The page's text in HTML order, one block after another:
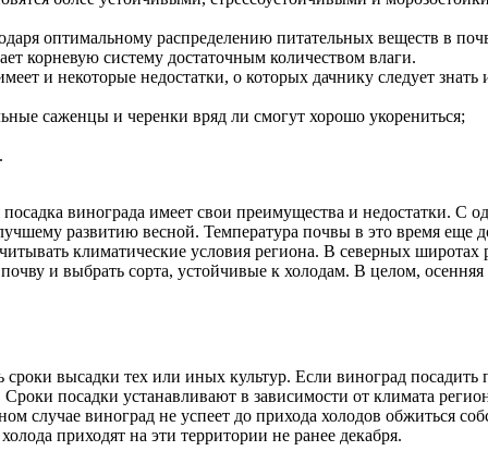
оптимальному распределению питательных веществ в
корневую систему достаточным количеством влаги.
и некоторые недостатки, о которых дачнику следует
саженцы и черенки вряд ли смогут хорошо укорениться;
винограда имеет свои преимущества и недостатки. С
развитию весной. Температура почвы в это время еще
климатические условия региона. В северных широтах
и выбрать сорта, устойчивые к холодам. В целом,
высадки тех или иных культур. Если виноград
посадки устанавливают в зависимости от климата
случае виноград не успеет до прихода холодов обжиться
приходят на эти территории не ранее декабря.